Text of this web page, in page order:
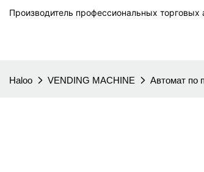
Производитель профессиональных торговых
Haloo VENDING MACHINE Автомат по